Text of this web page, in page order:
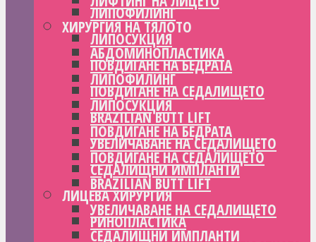
ЛИПОФИЛИНГ
ЛИПОСУКЦИЯ
ПОВДИГАНЕ НА БЕДРАТА
ПОВДИГАНЕ НА СЕДАЛИЩЕТО
BRAZILIAN BUTT LIFT
УВЕЛИЧАВАНЕ НА СЕДАЛИЩЕТО
СЕДАЛИЩНИ ИМПЛАНТИ
ЛИЦЕВА ХИРУРГИЯ
РИНОПЛАСТИКА
ХИРУРГИЯ НА ТЯЛОТО
АБДОМИНОПЛАСТИКА
ЛИПОФИЛИНГ
ЛИПОСУКЦИЯ
ПОВДИГАНЕ НА БЕДРАТА
ПОВДИГАНЕ НА СЕДАЛИЩЕТО
BRAZILIAN BUTT LIFT
УВЕЛИЧАВАНЕ НА СЕДАЛИЩЕТО
СЕДАЛИЩНИ ИМПЛАНТИ